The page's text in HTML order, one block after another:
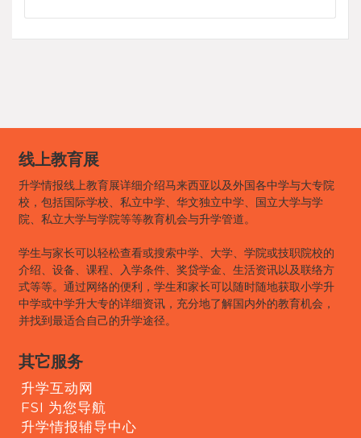
线上教育展
升学情报线上教育展详细介绍马来西亚以及外国各中学与大专院
校，包括国际学校、私立中学、华文独立中学、国立大学与学
院、私立大学与学院等等教育机会与升学管道。
学生与家长可以轻松查看或搜索中学、大学、学院或技职院校的
介绍、设备、课程、入学条件、奖贷学金、生活资讯以及联络方
式等等。通过网络的便利，学生和家长可以随时随地获取小学升
中学或中学升大专的详细资讯，充分地了解国内外的教育机会，
并找到最适合自己的升学途径。
其它服务
升学互动网
FSI 为您导航
升学情报辅导中心